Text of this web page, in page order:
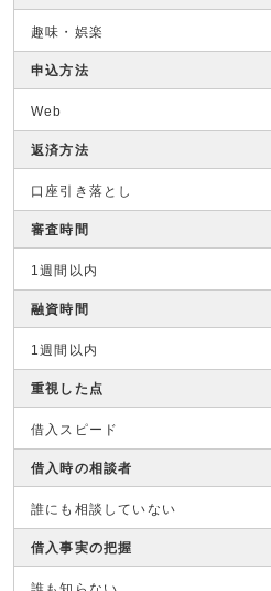
趣味・娯楽
申込方法
Web
返済方法
口座引き落とし
審査時間
1週間以内
融資時間
1週間以内
重視した点
借入スピード
借入時の相談者
誰にも相談していない
借入事実の把握